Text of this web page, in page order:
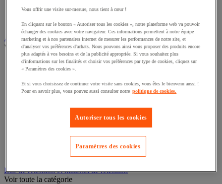
Interphone et vidéophone
Vidéosurveillance
Armoire de sécurité et stockage de produits dangereux
Voir toute la catégorie
Accessoires pour armoire de sécurité et de stockage
Armoire bouteilles de gaz
Armoire de sûreté
Armoire multirisque
Armoire pour produits corrosifs
Armoire pour produits inflammables
Armoire pour produits phytosanitaires
Armoire pour produits toxiques
Caissons de ventilation et filtres
Bac de rétention et matériel de rétention
Voir toute la catégorie
Vous offrir une visite sur-mesure, nous tient à cœur !
En cliquant sur le bouton « Autoriser tous les cookies », notre plateforme web va pouvoir
échanger des cookies avec votre navigateur. Ces informations permettent à notre équipe
marketing et à nos partenaires internet de mesurer les performances de notre site, et
d'analyser vos préférences d'achats. Nous pouvons ainsi vous proposer des produits encore
plus adaptés à vos besoins et de la publicité appropriée. Si vous souhaitez plus
d'informations sur les finalités et choisir vos préférences par type de cookies, cliquez sur
« Paramètres des cookies ».
Et si vous choisissez de continuer votre visite sans cookies, vous êtes le bienvenu aussi !
Pour en savoir plus, vous pouvez aussi consulter notre politique de cookies.
Autoriser tous les cookies
Paramètres des cookies